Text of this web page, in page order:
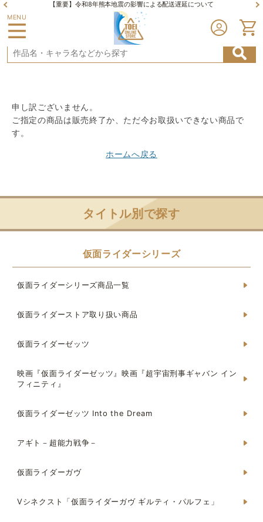
【重要】令和8年熊本地震の影響による配送遅延について
MENU
申し訳ございません。
ご指定の商品は販売終了か、ただ今お取扱いできない商品で
す。
ホームへ戻る
タイトル別で探す
仮面ライダーシリーズ
仮面ライダーシリーズ商品一覧
仮面ライダーストア取り扱い商品
仮面ライダーゼッツ
映画『仮面ライダーゼッツ』映画『超宇宙刑事ギャバン イン
フィニティ』
仮面ライダーゼッツ Into the Dream
アギト－超能力戦争－
仮面ライダーガヴ
Vシネクスト「仮面ライダーガヴ ギルティ・パルフェ」